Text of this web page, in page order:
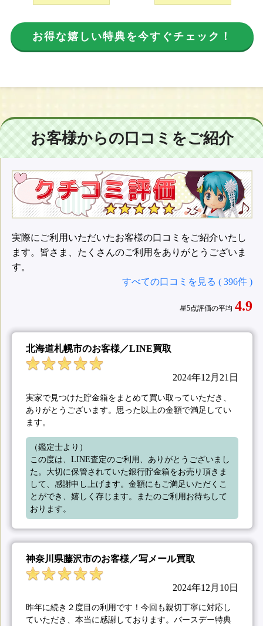
お得な嬉しい特典を今すぐチェック！
お客様からの口コミをご紹介
実際にご利用いただいたお客様の口コミをご紹介いたし
ます。皆さま、たくさんのご利用をありがとうございま
す。
すべての口コミを見る ( 396件 )
星5点評価の平均 4.9
北海道札幌市のお客様／LINE買取
2024年12月21日
実家で見つけた貯金箱をまとめて買い取っていただき、
ありがとうございます。思った以上の金額で満足してい
ます。
（鑑定士より）
この度は、LINE査定のご利用、ありがとうございまし
た。大切に保管されていた銀行貯金箱をお売り頂きま
して、感謝申し上げます。金額にもご満足いただくこ
とができ、嬉しく存じます。またのご利用お待ちして
おります。
神奈川県藤沢市のお客様／写メール買取
2024年12月10日
昨年に続き２度目の利用です！今回も親切丁寧に対応し
ていただき、本当に感謝しております。バースデー特典